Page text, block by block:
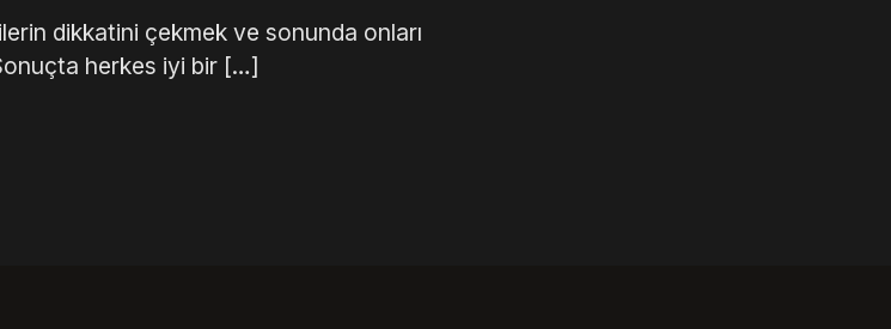
dikkatini çekmek ve sonunda onları
herkes iyi bir […]